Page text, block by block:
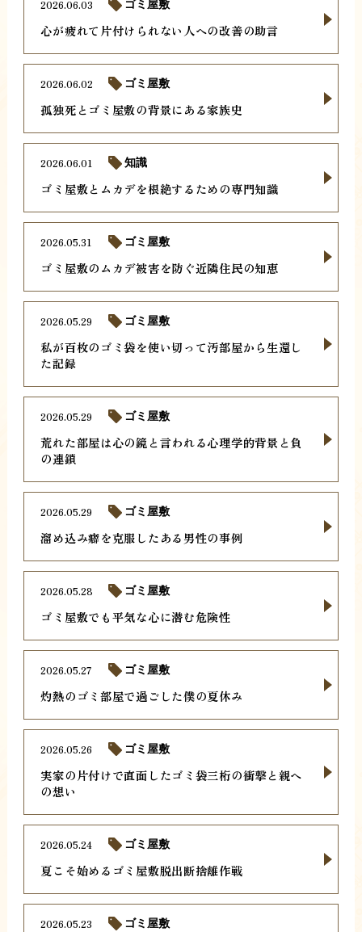
心が疲れて片付けられない人への改善の助言
2026.06.03 ゴミ屋敷
孤独死とゴミ屋敷の背景にある家族史
2026.06.02 ゴミ屋敷
ゴミ屋敷とムカデを根絶するための専門知識
2026.06.01 知識
ゴミ屋敷のムカデ被害を防ぐ近隣住民の知恵
2026.05.31 ゴミ屋敷
私が百枚のゴミ袋を使い切って汚部屋から生還し
た記録
2026.05.29 ゴミ屋敷
荒れた部屋は心の鏡と言われる心理学的背景と負
の連鎖
2026.05.29 ゴミ屋敷
溜め込み癖を克服したある男性の事例
2026.05.29 ゴミ屋敷
ゴミ屋敷でも平気な心に潜む危険性
2026.05.28 ゴミ屋敷
灼熱のゴミ部屋で過ごした僕の夏休み
2026.05.27 ゴミ屋敷
実家の片付けで直面したゴミ袋三桁の衝撃と親へ
の想い
2026.05.26 ゴミ屋敷
夏こそ始めるゴミ屋敷脱出断捨離作戦
2026.05.24 ゴミ屋敷
2026.05.23 ゴミ屋敷